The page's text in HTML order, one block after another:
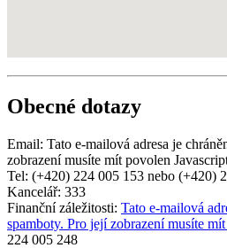
Obecné dotazy
Email: Tato e-mailová adresa je
zobrazení musíte mít povolen
Tel: (+420) 224 005 153 nebo (+420)
Kancelář: 333
Finanční záležitosti: Tato e-mailová
spamboty. Pro její zobrazení musíte
224 005 248